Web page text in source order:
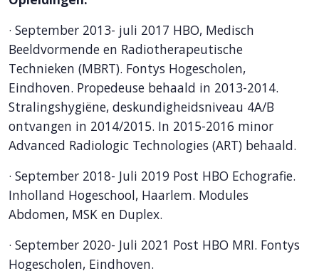
· September 2013- juli 2017 HBO, Medisch
Beeldvormende en Radiotherapeutische
Technieken (MBRT). Fontys Hogescholen,
Eindhoven. Propedeuse behaald in 2013-2014.
Stralingshygiëne, deskundigheidsniveau 4A/B
ontvangen in 2014/2015. In 2015-2016 minor
Advanced Radiologic Technologies (ART) behaald.
· September 2018- Juli 2019 Post HBO Echografie.
Inholland Hogeschool, Haarlem. Modules
Abdomen, MSK en Duplex.
· September 2020- Juli 2021 Post HBO MRI. Fontys
Hogescholen, Eindhoven.